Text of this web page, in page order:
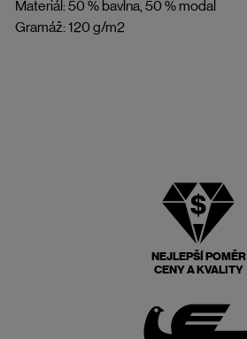
Materiál: 50 % bavlna, 50 % modal
Gramáž: 120 g/m2
NEJLEPŠÍ POMĚR
CENY A KVALITY